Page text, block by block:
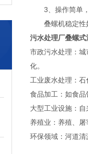
3、操作简单
叠螺机稳定性
污水处理厂叠螺
市政污水处理：
化。
工业废水处理：
食品加工：如食
大型工业设施：
养殖业：养殖、
环保领域：河道